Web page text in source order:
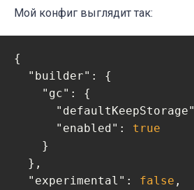
Мой конфиг выглядит так:
{
"builder" : {
"gc" : {
"defaultKeepStorage"
"enabled" : true
    }
  },
"experimental" : false ,